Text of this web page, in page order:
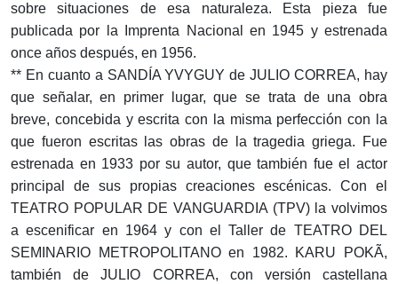
sobre situaciones de esa naturaleza. Esta pieza fue
publicada por la Imprenta Nacional en 1945 y estrenada
once años después, en 1956.
** En cuanto a SANDÍA YVYGUY de JULIO CORREA, hay
que señalar, en primer lugar, que se trata de una obra
breve, concebida y escrita con la misma perfección con la
que fueron escritas las obras de la tragedia griega. Fue
estrenada en 1933 por su autor, que también fue el actor
principal de sus propias creaciones escénicas. Con el
TEATRO POPULAR DE VANGUARDIA (TPV) la volvimos
a escenificar en 1964 y con el Taller de TEATRO DEL
SEMINARIO METROPOLITANO en 1982. KARU POKÃ,
también de JULIO CORREA, con versión castellana